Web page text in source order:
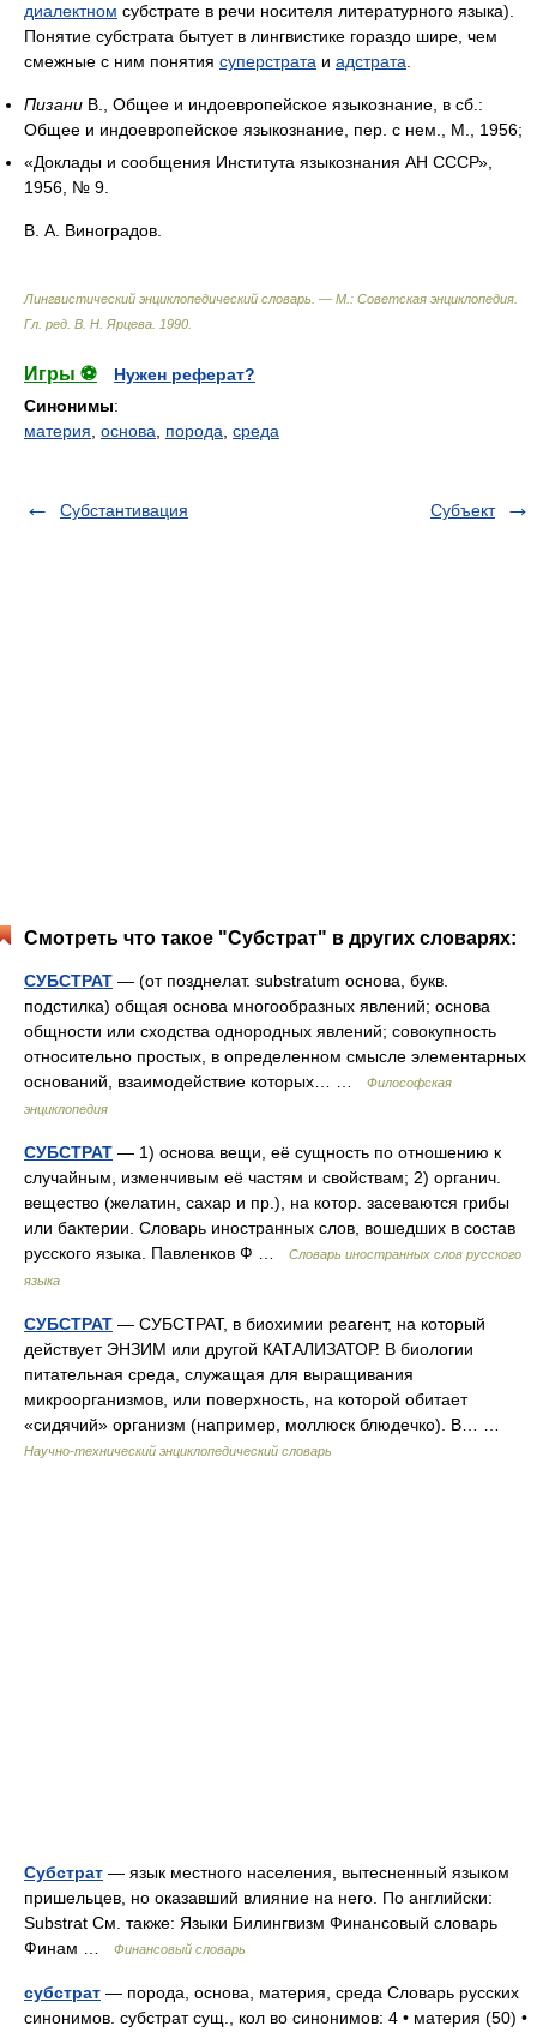
диалектном субстрате в речи носителя литературного языка).
Понятие субстрата бытует в лингвистике гораздо шире, чем
смежные с ним понятия суперстрата и адстрата
Пизани В., Общее и индоевропейское языкознание, в сб.:
Общее и индоевропейское языкознание, пер. с нем., М., 1956;
«Доклады и сообщения Института языкознания АН СССР»,
1956, № 9.
В. А. Виноградов.
Лингвистический энциклопедический словарь. — М.: Советская энциклопедия
Гл. ред. В. Н. Ярцева 1990
Игры ⚽
Нужен реферат?
Синонимы:
материя основа порода среда
Субстантивация Субъект
Смотреть что такое "Субстрат" в других словарях:
СУБСТРАТ — (от позднелат. substratum основа, букв.
подстилка) общая основа многообразных явлений; основа
общности или сходства однородных явлений; совокупность
относительно простых, в определенном смысле элементарных
оснований, взаимодействие которых… …
Философская
энциклопедия
СУБСТРАТ — 1) основа вещи, её сущность по отношению к
случайным, изменчивым её частям и свойствам; 2) органич.
вещество (желатин, сахар и пр.), на котор. засеваются грибы
или бактерии. Словарь иностранных слов, вошедших в состав
русского языка. Павленков Ф …
Словарь иностранных слов русского
языка
СУБСТРАТ — СУБСТРАТ, в биохимии реагент, на который
действует ЭНЗИМ или другой КАТАЛИЗАТОР. В биологии
питательная среда, служащая для выращивания
микроорганизмов, или поверхность, на которой обитает
«сидячий» организм (например, моллюск блюдечко). В… …
Научно-технический энциклопедический словарь
Субстрат — язык местного населения, вытесненный языком
пришельцев, но оказавший влияние на него. По английски:
Substrat См. также: Языки Билингвизм Финансовый словарь
Финам …
Финансовый словарь
субстрат — порода, основа, материя, среда Словарь русских
синонимов. субстрат сущ., кол во синонимов: 4 • материя (50) •